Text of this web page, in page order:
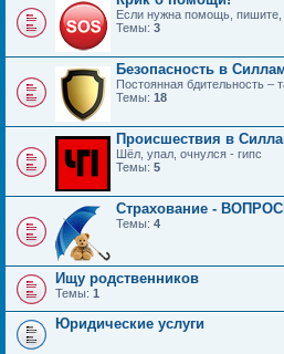
Если нужна помощь,
Темы: 3
Безопасность в
Постоянная бдительность –
Темы: 18
Происшествия в
Шёл, упал, очнулся - гипс
Темы: 5
Страхование -
Темы: 4
Ищу родственников
Темы: 1
Юридические услуги